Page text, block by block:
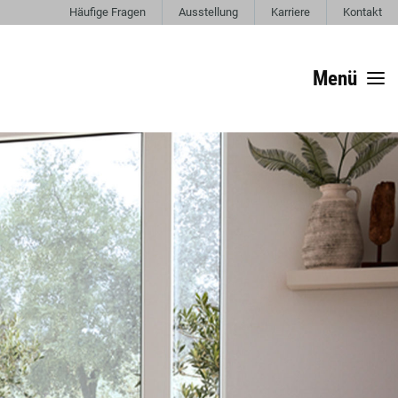
Häufige Fragen Ausstellung Karriere Kontakt
Menü